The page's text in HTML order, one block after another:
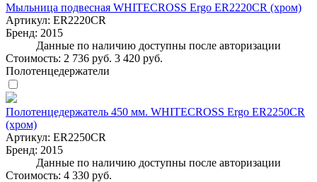
Мыльница подвесная WHITECROSS Ergo ER2220CR (хром)
Артикул: ER2220CR
Бренд: 2015
Данные по наличию доступны после авторизации
Стоимость: 2 736 руб. 3 420 руб.
Полотенцедержатели
Полотенцедержатель 450 мм. WHITECROSS Ergo ER2250CR
(хром)
Артикул: ER2250CR
Бренд: 2015
Данные по наличию доступны после авторизации
Стоимость: 4 330 руб.